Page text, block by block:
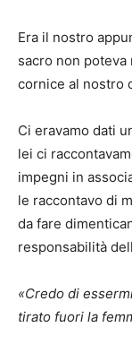
Era il nostro
sacro non poteva
cornice al nostro
Ci eravamo dati
lei ci
impegni in
le raccontavo di
da fare
responsabilità
«Credo di
tirato fuori la